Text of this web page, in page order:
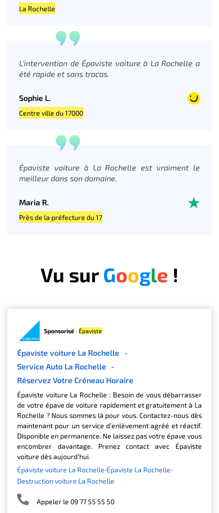
La Rochelle
L'intervention de Épaviste voiture à La Rochelle a
été rapide et sans tracas.
Sophie L.
Centre ville du 17000
Épaviste voiture à La Rochelle est vraiment le
meilleur dans son domaine.
Maria R.
Près de la préfecture du 17
Vu surGoogle !
Sponsorisé · Épaviste
Épaviste voiture La Rochelle -
Service Auto La Rochelle -
Réservez Votre Créneau Horaire
Épaviste voiture La Rochelle : Besoin de vous débarrasser
de votre épave de voiture rapidement et gratuitement à La
Rochelle ? Nous sommes là pour vous. Contactez-nous dès
maintenant pour un service d’enlèvement agréé et réactif.
Disponible en permanence. Ne laissez pas votre épave vous
encombrer davantage. Prenez contact avec Épaviste
voiture dès aujourd’hui.
Épaviste voiture La Rochelle
Épaviste La Rochelle
Destruction voiture La Rochelle
Appeler le 09 77 55 55 50